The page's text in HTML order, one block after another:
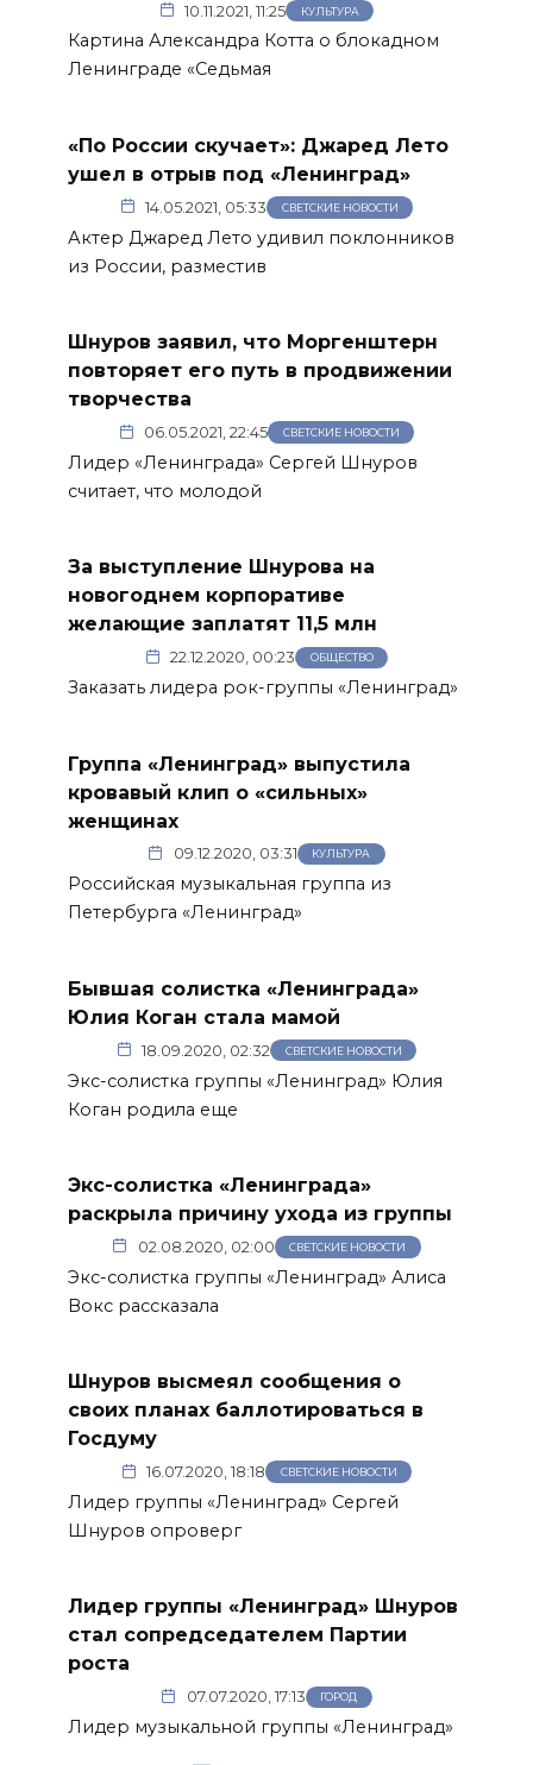
10.11.2021, 11:25 КУЛЬТУРА
Картина Александра Котта о блокадном
Ленинграде «Седьмая
«По России скучает»: Джаред Лето
ушел в отрыв под «Ленинград»
14.05.2021, 05:33 СВЕТСКИЕ НОВОСТИ
Актер Джаред Лето удивил поклонников
из России, разместив
Шнуров заявил, что Моргенштерн
повторяет его путь в продвижении
творчества
06.05.2021, 22:45 СВЕТСКИЕ НОВОСТИ
Лидер «Ленинграда» Сергей Шнуров
считает, что молодой
За выступление Шнурова на
новогоднем корпоративе
желающие заплатят 11,5 млн
22.12.2020, 00:23 ОБЩЕСТВО
Заказать лидера рок-группы «Ленинград»
Группа «Ленинград» выпустила
кровавый клип о «сильных»
женщинах
09.12.2020, 03:31 КУЛЬТУРА
Российская музыкальная группа из
Петербурга «Ленинград»
Бывшая солистка «Ленинграда»
Юлия Коган стала мамой
18.09.2020, 02:32 СВЕТСКИЕ НОВОСТИ
Экс-солистка группы «Ленинград» Юлия
Коган родила еще
Экс-солистка «Ленинграда»
раскрыла причину ухода из группы
02.08.2020, 02:00 СВЕТСКИЕ НОВОСТИ
Экс-солистка группы «Ленинград» Алиса
Вокс рассказала
Шнуров высмеял сообщения о
своих планах баллотироваться в
Госдуму
16.07.2020, 18:18 СВЕТСКИЕ НОВОСТИ
Лидер группы «Ленинград» Сергей
Шнуров опроверг
Лидер группы «Ленинград» Шнуров
стал сопредседателем Партии
роста
07.07.2020, 17:13 ГОРОД
Лидер музыкальной группы «Ленинград»